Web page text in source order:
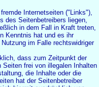
Internetseiten ("Links"),
des Seitenbetreibers liegen,
in dem Fall in Kraft treten,
Kenntnis hat und es ihr
im Falle rechtswidriger
dass zum Zeitpunkt der
Seiten frei von illegalen Inhalten
die Inhalte oder die
hat der Seitenbetreiber